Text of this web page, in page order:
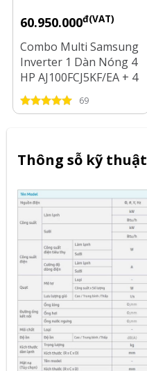
60.950.000đ(VAT)
Combo Multi Samsung
Inverter 1 Dàn Nóng 4
HP AJ100FCJ5KF/EA + 4
Dàn Lạnh 1 HP - 2 HP
69
Thông sỗ kỹ thuật